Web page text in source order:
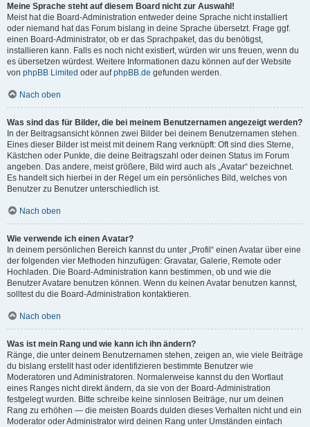
Meine Sprache steht auf diesem Board nicht zur Auswahl!
Meist hat die Board-Administration entweder deine Sprache nicht installiert
oder niemand hat das Forum bislang in deine Sprache übersetzt. Frage ggf.
einen Board-Administrator, ob er das Sprachpaket, das du benötigst,
installieren kann. Falls es noch nicht existiert, würden wir uns freuen, wenn du
es übersetzen würdest. Weitere Informationen dazu können auf der Website
von phpBB Limited oder aufphpBB.de gefunden werden.
Nach oben
Was sind das für Bilder, die bei meinem Benutzernamen angezeigt werden?
In der Beitragsansicht können zwei Bilder bei deinem Benutzernamen stehen.
Eines dieser Bilder ist meist mit deinem Rang verknüpft: Oft sind dies Sterne,
Kästchen oder Punkte, die deine Beitragszahl oder deinen Status im Forum
angeben. Das andere, meist größere, Bild wird auch als „Avatar“ bezeichnet.
Es handelt sich hierbei in der Regel um ein persönliches Bild, welches von
Benutzer zu Benutzer unterschiedlich ist.
Nach oben
Wie verwende ich einen Avatar?
In deinem persönlichen Bereich kannst du unter „Profil“ einen Avatar über eine
der folgenden vier Methoden hinzufügen: Gravatar, Galerie, Remote oder
Hochladen. Die Board-Administration kann bestimmen, ob und wie die
Benutzer Avatare benutzen können. Wenn du keinen Avatar benutzen kannst,
solltest du die Board-Administration kontaktieren.
Nach oben
Was ist mein Rang und wie kann ich ihn ändern?
Ränge, die unter deinem Benutzernamen stehen, zeigen an, wie viele Beiträge
du bislang erstellt hast oder identifizieren bestimmte Benutzer wie
Moderatoren und Administratoren. Normalerweise kannst du den Wortlaut
eines Ranges nicht direkt ändern, da sie von der Board-Administration
festgelegt wurden. Bitte schreibe keine sinnlosen Beiträge, nur um deinen
Rang zu erhöhen — die meisten Boards dulden dieses Verhalten nicht und ein
Moderator oder Administrator wird deinen Rang unter Umständen einfach